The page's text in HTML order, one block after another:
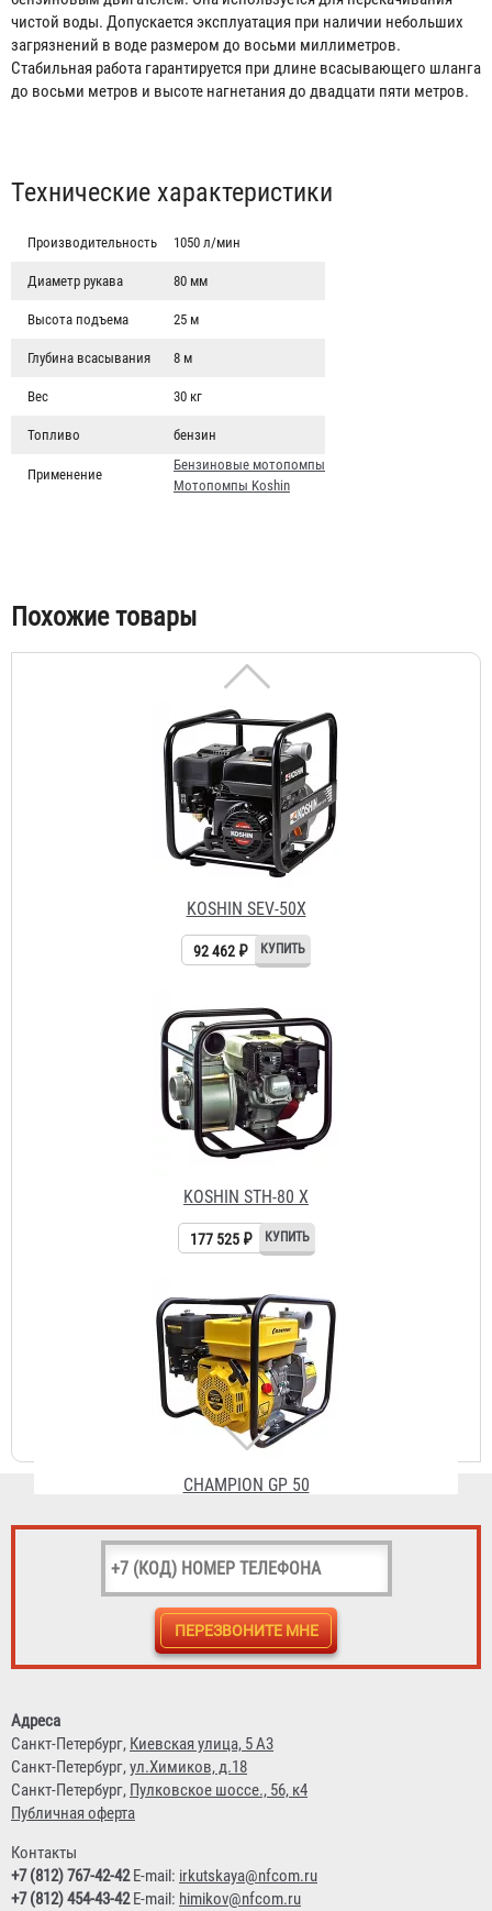
чистой воды. Допускается эксплуатация при наличии небольших
загрязнений в воде размером до восьми миллиметров.
Стабильная работа гарантируется при длине всасывающего шланга
до восьми метров и высоте нагнетания до двадцати пяти метров.
Табы
Технические характеристики
Производительность 1050 л/мин
Диаметр рукава 80 мм
Высота подъема 25 м
Глубина всасывания 8 м
Вес 30 кг
Топливо бензин
Применение
Бензиновые мотопомпы
Мотопомпы Koshin
Похожие товары
KOSHIN SEM-25L
92 462 ₽
KOSHIN SEV-50X
92 462 ₽
KOSHIN STH-80 X
177 525 ₽
CHAMPION GP 50
18 135 ₽
HONDA SEH-80Х (SCR-80 HX)
58 664 ₽
Адреса
Санкт-Петербург, Киевская улица, 5 А3
Санкт-Петербург,ул.Химиков, д.18
Санкт-Петербург, Пулковское шоссе., 56, к4
Публичная оферта
Контакты
+7 (812) 767-42-42E-mail: irkutskaya@nfcom.ru
+7 (812) 454-43-42E-mail: himikov@nfcom.ru